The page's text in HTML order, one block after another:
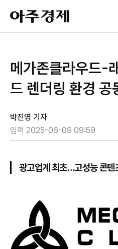
아
주
경
메가존클라우드-
드 렌더링 환경 공
박진영 기자
입력 2025-06-09 09:59
광고업계 최초…고성능 콘텐